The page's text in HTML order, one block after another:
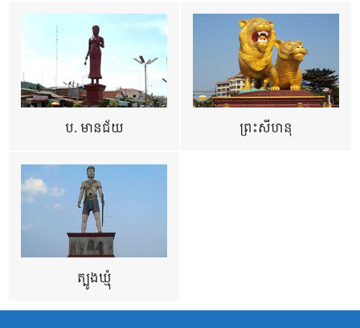
ប. មានជ័យ ព្រះសីហនុ
ត្បូងឃ្មុំ